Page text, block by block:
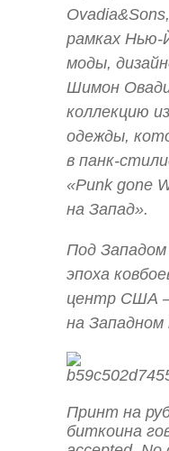
рамках Нью-
моды,
Шимон
коллекцию
одежды,
в панк-
«Punk gone
на Запад».
Под Западом
эпоха
центр США
на Западном
Принт на
биткоина